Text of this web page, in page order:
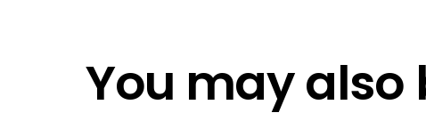
SolarEdge Home Battery 48V
SolarEdge Home Battery 48V
You may also